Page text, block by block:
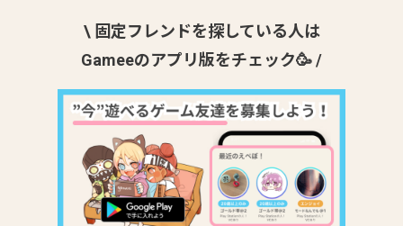
\ 固定フレンドを探している人は
Gameeのアプリ版をチェック🥳 /